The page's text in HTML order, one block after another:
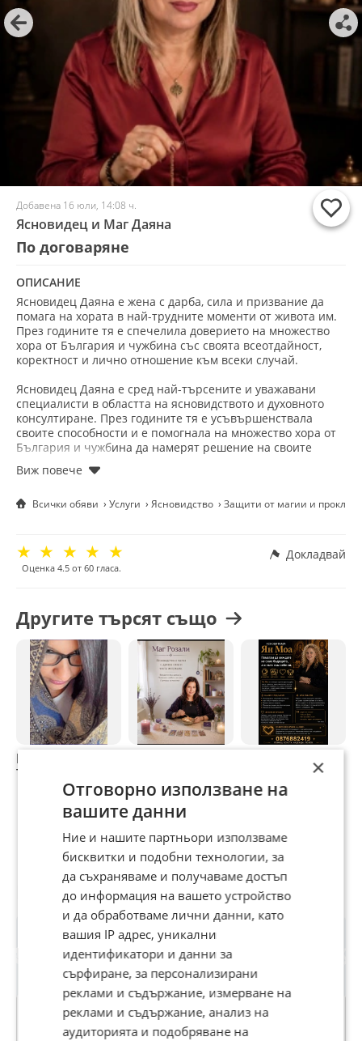
Добавена 16 юли, 14:08 ч.
Ясновидец и Маг Даяна
По договаряне
ОПИСАНИЕ
Ясновидец Даяна е жена с дарба, сила и призвание да
помага на хората в най-трудните моменти от живота им.
През годините тя е спечелила доверието на множество
хора от България и чужбина със своята всеотдайност,
коректност и лично отношение към всеки случай.
Ясновидец Даяна е сред най-търсените и уважавани
специалисти в областта на ясновидството и духовното
консултиране. През годините тя е усъвършенствала
своите способности и е помогнала на множество хора от
България и чужбина да намерят решение на своите
Даяна помага при:
• Раздяла между партньори;
пречистване;
• Изграждане на защита за дома и семейството;
• Изработка на амулети за любов, здраве, късмет и
Тя не е просто гадател, а доказал се с времето феномен,
който вижда събитията и ги назовава с имена и дати.
Своите възможности ги наследява от своята баба, която
също е била прочут феномен. Отварянето на света
картина стават нейната връзка със света на окултното.
Със своите способности ясновидец и маг Даяна
диагностицира кармата и тушира негативните влияния.
Телефон за връзка:+359 88 6995184
Отговаря и на съобщения по Viber и WhatsApp
Всички обяви Услуги Ясновидство Защити от магии и
☆
☆
☆
☆
☆
Оценка4.5 от60 гласа.
Докладвай
Другите търсят също
Маг-Нели
Тел:0895977946
разделени двоики
Маг Анастасия
разделени двоики
Потребител
×
Отговорно използване на
вашите данни
Ние и нашите партньори използваме
бисквитки и подобни технологии, за
да съхраняваме и получаваме достъп
до информация на вашето устройство
и да обработваме лични данни, като
вашия IP адрес, уникални
идентификатори и данни за
сърфиране, за персонализирани
реклами и съдържание, измерване на
реклами и съдържание, анализ на
аудиторията и подобряване на